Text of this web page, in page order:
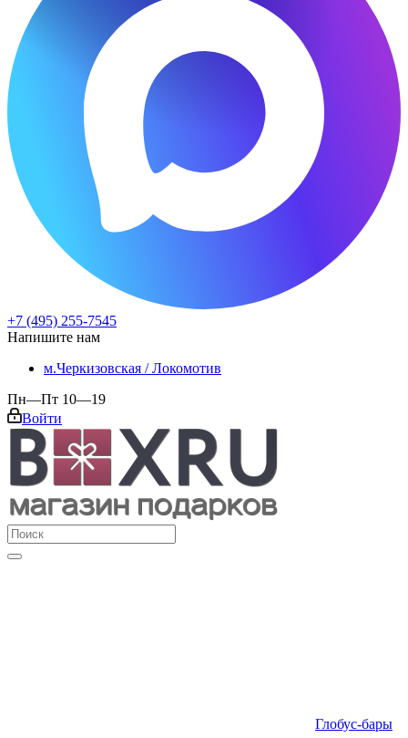
+7 (495) 255-7545
Напишите нам
м.Черкизовская / Локомотив
Пн—Пт 10—19
Войти
Глобус-бары